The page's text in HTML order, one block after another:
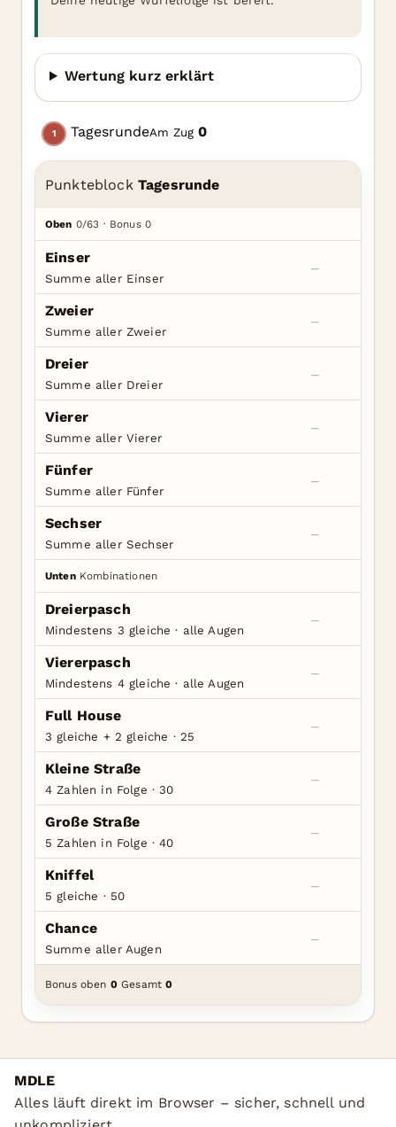
Wertung kurz erklärt
1 TagesrundeAm Zug 0
Punkteblock Tagesrunde
Oben 0/63 · Bonus 0
Einser
Summe aller Einser
–
Zweier
Summe aller Zweier
–
Dreier
Summe aller Dreier
–
Vierer
Summe aller Vierer
–
Fünfer
Summe aller Fünfer
–
Sechser
Summe aller Sechser
–
Unten Kombinationen
Dreierpasch
Mindestens 3 gleiche · alle Augen
–
Viererpasch
Mindestens 4 gleiche · alle Augen
–
Full House
3 gleiche + 2 gleiche · 25
–
Kleine Straße
4 Zahlen in Folge · 30
–
Große Straße
5 Zahlen in Folge · 40
–
Kniffel
5 gleiche · 50
–
Chance
Summe aller Augen
–
Bonus oben 0 Gesamt0
MDLE
Alles läuft direkt im Browser – sicher, schnell und